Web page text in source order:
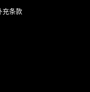
充条款